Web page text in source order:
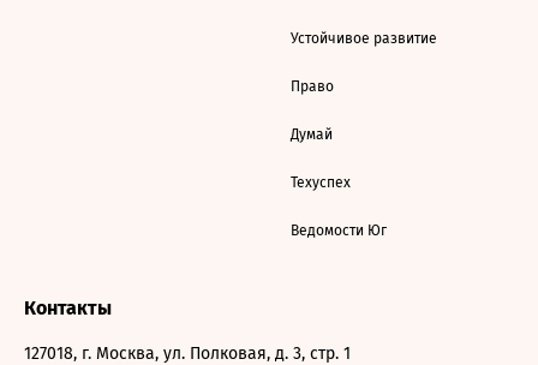
Устойчивое развитие
Право
Думай
Техуспех
Ведомости Юг
Контакты
127018, г. Москва, ул. Полковая, д. 3, стр. 1